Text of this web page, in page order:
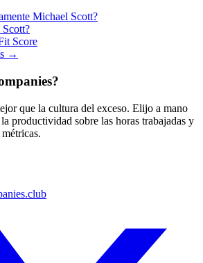
Michael Scott?
Score
→
que la cultura del exceso. Elijo a mano
productividad sobre las horas trabajadas y